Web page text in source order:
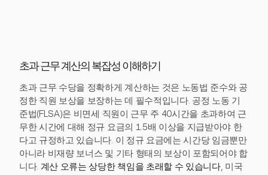
초과 근무 계산의 복잡성 이해하기
초과 근무 수당을 정확하게 계산하는 것은 노동법 준수와 공
정한 직원 보상을 보장하는 데 필수적입니다. 공정 노동 기
준법(FLSA)은 비면세 직원이 근무 주 40시간을 초과하여 근
무한 시간에 대해 정규 요금의 1.5배 이상을 지급받아야 한
다고 규정하고 있습니다. 이 정규 요금에는 시간당 임금뿐만
아니라 비재량 보너스 및 기타 형태의 보상이 포함되어야 합
니다. 계산 오류는 상당한 책임을 초래할 수 있습니다, 미국